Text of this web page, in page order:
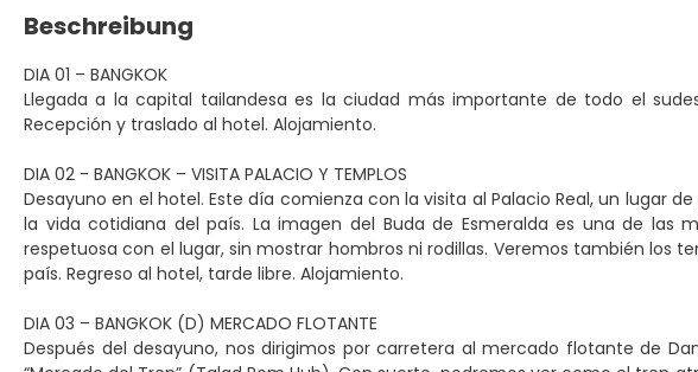
Beschreibung
DIA 01 – BANGKOK
Llegada a la capital tailandesa es la ciudad más importante de todo el
Recepción y traslado al hotel. Alojamiento.
DIA 02 - BANGKOK – VISITA PALACIO Y TEMPLOS
Desayuno en el hotel. Este día comienza con la visita al Palacio Real, un lugar
la vida cotidiana del país. La imagen del Buda de Esmeralda es una de
respetuosa con el lugar, sin mostrar hombros ni rodillas. Veremos también los
país. Regreso al hotel, tarde libre. Alojamiento.
DIA 03 – BANGKOK (D) MERCADO FLOTANTE
Después del desayuno, nos dirigimos por carretera al mercado flotante de